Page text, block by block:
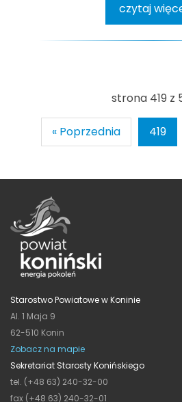
czytaj
strona 419 z
« Poprzednia 419
Starostwo Powiatowe w Koninie
Al. 1 Maja 9
62-510 Konin
Zobacz na mapie
Sekretariat Starosty Konińskiego
tel. (+48 63) 240-32-00
fax (+48 63) 240-32-01